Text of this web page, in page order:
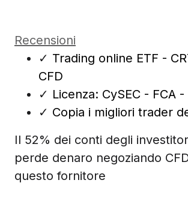
Recensioni
✓ Trading online ETF -
CFD
✓ Licenza: CySEC - FCA -
✓ Copia i migliori trader
Il 52% dei conti degli
perde denaro negoziando
questo fornitore